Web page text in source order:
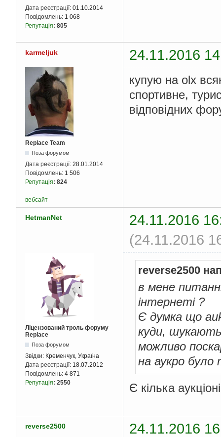
Дата реєстрації: 01.10.2014
Повідомлень: 1 068
Репутація: 805
karmeljuk 24.11.2016
Replace Team
Поза форумом
Дата реєстрації: 28.01.2014
Повідомлень: 1 506
Репутація: 824
купую на olx
спортивне,
відповідних
вебсайт
HetmanNet
24.11.2016
(24.11.2016
Ліцензований троль форуму
Replace
Поза форумом
Звідки: Кременчук, Україна
Дата реєстрації: 18.07.2012
Повідомлень: 4 871
Репутація: 2550
reverse2500
в мене
інтернеті ?
Є думка що
куди,
можливо
на аукро
Є кілька
reverse2500 24.11.2016